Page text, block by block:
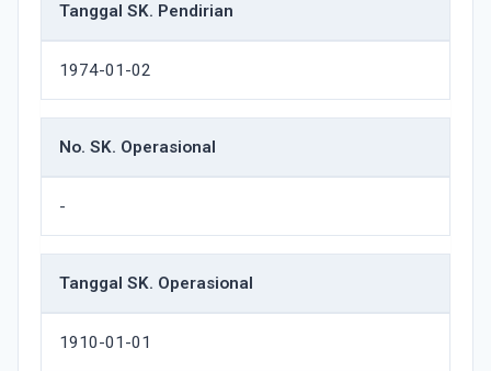
Tanggal SK. Pendirian
1974-01-02
No. SK. Operasional
-
Tanggal SK. Operasional
1910-01-01